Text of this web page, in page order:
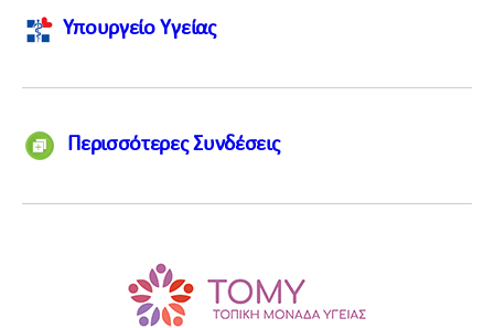
Υπουργείο Υγείας
Περισσότερες Συνδέσεις